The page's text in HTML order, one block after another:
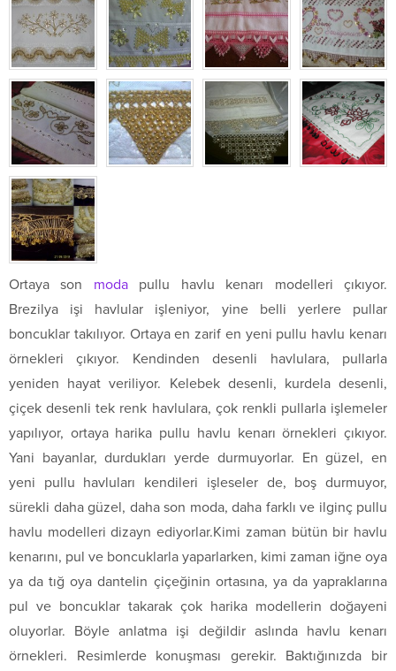
Ortaya son modapullu havlu kenarı modelleri çıkıyor.
Brezilya işi havlular işleniyor, yine belli yerlere pullar
boncuklar takılıyor. Ortaya en zarif en yeni pullu havlu kenarı
örnekleri çıkıyor. Kendinden desenli havlulara, pullarla
yeniden hayat veriliyor. Kelebek desenli, kurdela desenli,
çiçek desenli tek renk havlulara, çok renkli pullarla işlemeler
yapılıyor, ortaya harika pullu havlu kenarı örnekleri çıkıyor.
Yani bayanlar, durdukları yerde durmuyorlar. En güzel, en
yeni pullu havluları kendileri işleseler de, boş durmuyor,
sürekli daha güzel, daha son moda, daha farklı ve ilginç pullu
havlu modelleri dizayn ediyorlar.Kimi zaman bütün bir havlu
kenarını, pul ve boncuklarla yaparlarken, kimi zaman iğne oya
ya da tığ oya dantelin çiçeğinin ortasına, ya da yapraklarına
pul ve boncuklar takarak çok harika modellerin doğayeni
oluyorlar. Böyle anlatma işi değildir aslında havlu kenarı
örnekleri. Resimlerde konuşması gerekir. Baktığınızda bir